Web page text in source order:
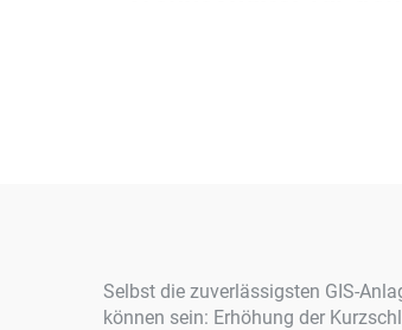
Selbst die zuverlässigsten GIS-
können sein: Erhöhung der